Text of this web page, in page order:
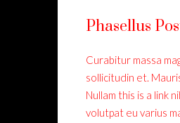
Phasellus
Curabitur massa
sollicitudin et.
Nullam this is a link
volutpat eu varius